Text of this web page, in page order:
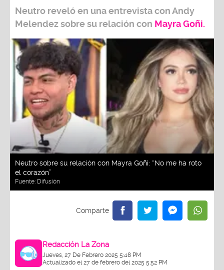
Neutro reveló en una entrevista conAndy
Melendezsobre su relación con Mayra Goñi.
Neutro sobre su relación con Mayra Goñi: “No me ha roto
el corazón”
Fuente: Difusión
Redacción La Zona
Jueves, 27 De Febrero 2025 5:48 PM
Actualizado el 27 de febrero del 2025 5:52 PM